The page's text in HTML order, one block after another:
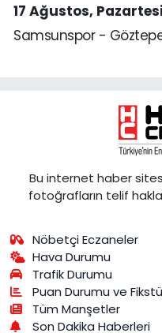
17 Ağustos, Pazartesi
Samsunspor -
Bu internet haber
fotoğrafların telif
Nöbetçi Eczaneler
Hava Durumu
Trafik Durumu
Puan Durumu ve
Tüm Manşetler
Son Dakika Haberleri